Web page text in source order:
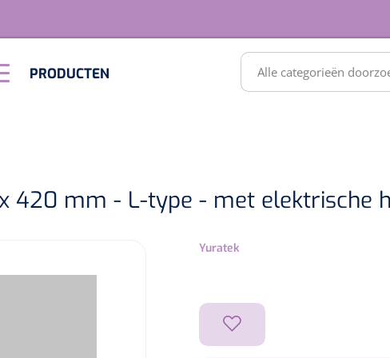
PRODUCTEN
420 mm - L-type - met elektrische
Yuratek